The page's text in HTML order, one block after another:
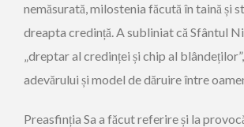
nemăsurată, milostenia făcută în taină și
dreapta credință. A subliniat că Sfântul
„dreptar al credinței și chip al
adevărului și model de dăruire între
Preasfinția Sa a făcut referire și la